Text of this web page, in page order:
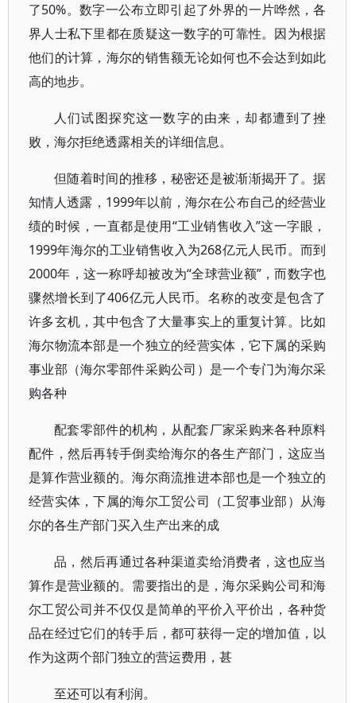
了50%。数字一公布立即引起了外界的一片哗然，各
界人士私下里都在质疑这一数字的可靠性。因为根据
他们的计算，海尔的销售额无论如何也不会达到如此
高的地步。
人们试图探究这一数字的由来，却都遭到了挫
败，海尔拒绝透露相关的详细信息。
但随着时间的推移，秘密还是被渐渐揭开了。据
知情人透露，1999年以前，海尔在公布自己的经营业
绩的时候，一直都是使用“工业销售收入”这一字眼，
1999年海尔的工业销售收入为268亿元人民币。而到
2000年，这一称呼却被改为“全球营业额”，而数字也
骤然增长到了406亿元人民币。名称的改变是包含了
许多玄机，其中包含了大量事实上的重复计算。比如
海尔物流本部是一个独立的经营实体，它下属的采购
事业部（海尔零部件采购公司）是一个专门为海尔采
购各种
配套零部件的机构，从配套厂家采购来各种原料
配件，然后再转手倒卖给海尔的各生产部门，这应当
是算作营业额的。海尔商流推进本部也是一个独立的
经营实体，下属的海尔工贸公司（工贸事业部）从海
尔的各生产部门买入生产出来的成
品，然后再通过各种渠道卖给消费者，这也应当
算作是营业额的。需要指出的是，海尔采购公司和海
尔工贸公司并不仅仅是简单的平价入平价出，各种货
品在经过它们的转手后，都可获得一定的增加值，以
作为这两个部门独立的营运费用，甚
至还可以有利润。